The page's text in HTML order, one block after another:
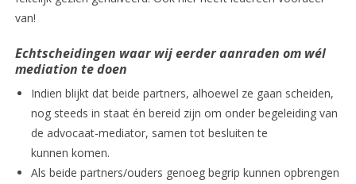
van!
Echtscheidingen waar wij eerder aanraden om wél
mediation te doen
Indien blijkt dat beide partners, alhoewel ze gaan scheiden,
nog steeds in staat én bereid zijn om onder begeleiding van
de advocaat-mediator, samen tot besluiten te
kunnen komen.
Als beide partners/ouders genoeg begrip kunnen opbrengen